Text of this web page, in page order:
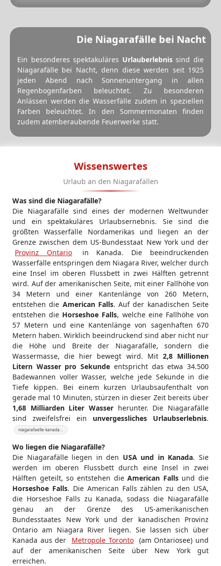
Die Niagarafälle bei Nacht
Ein besonderes spektakuläres Urlauberlebnissind die
Niagarafälle bei Nacht, denn diese werden seit 1925
jeden Abend nach Sonnenuntergang in allen
Regenbogenfarben beleuchtet. Zu besonderen
Anlässen werden die Wasserfälle zudem in speziellen
Farben beleuchtet. In den Sommermonaten finden
zudem atemberaubende Feuerwerke statt.
Wissenswertes
Urlaub an den Niagarafällen
Was sind die Niagarafälle?
Die Niagarafälle sind eines der modernen Weltwunder
und ein spektakuläres Urlaubsernebnis. Sie sind die
größten Wasserfälle Nordamerikas und liegen an der
Grenze zwischen dem US-Bundesstaat New York und der
Provinz Ontario
in Kanada. Die beeindruckenden
Wasserfälle entspringen dem Niagara River, welcher durch
eine Insel im oberen Flussbett in zwei Hälften getrennt
wird. Auf der amerikanischen Seite, mit einer Fallhöhe von
34 Metern und einer Kantenlänge von 260 Metern,
entstehen die American Falls. Auf der kanadischen Seite
entstehen die Horseshoe Falls, welche eine Fallhöhe von
57 Metern und eine Kantenlänge von sagenhaften 670
Metern haben. Wirklich beeindruckend sind aber nicht nur
die Höhe und Breite der Niagarafälle, sondern die
Wassermasse, die hier bewegt wird. Mit 2,8 Millionen
Litern Wasser pro Sekunde entspricht das etwa 34.500
Badewannen voller Wasser, welche jede Sekunde in die
Tiefe kippen. Bei einem kurzen Urlaubsaufenthalt von
gerade mal 10 Minuten, stürzen in dieser Zeit bereits über
1,68 Milliarden Liter Wasser herunter. Die Niagarafälle
sind zweifelsfrei ein unvergessliches Urlaubserlebnis.
niagarafaelle-kanada…
Wo liegen die Niagarafälle?
Die Niagarafälle liegen in den USA und in Kanada. Sie
werden im oberen Flussbett durch eine Insel in zwei
Hälften geteilt, so entstehen dieAmerican Fallsund die
Horseshoe Falls. Die American Falls zählen zu den USA,
die Horseshoe Falls zu Kanada, sodass die Niagarafälle
genau an der Grenze des US-amerikanischen
Bundesstaates New York und der kanadischen Provinz
Ontario am Niagara River liegen. Sie lassen sich über
Kanada aus der
Metropole Toronto (am Ontariosee) und
auf der amerikanischen Seite über New York gut
erreichen.